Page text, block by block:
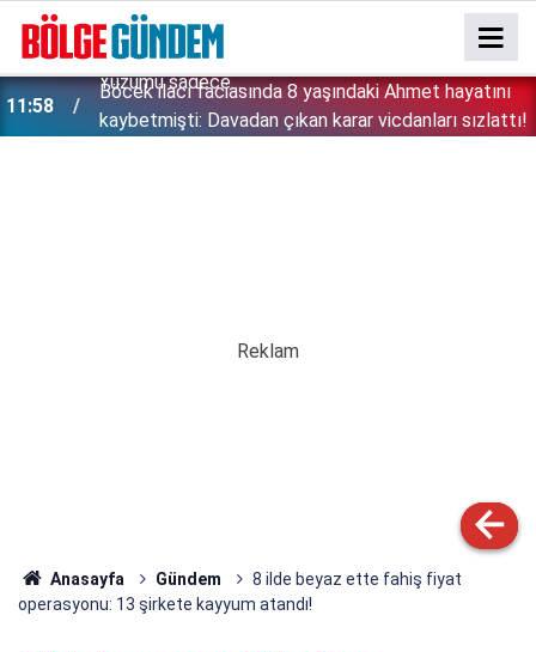
11:58
Böcek ilacı faciasında 8 yaşındaki Ahmet hayatını
kaybetmişti: Davadan çıkan karar vicdanları sızlattı!
Anasayfa Gündem
8 ilde beyaz ette fahiş fiyat
operasyonu: 13 şirkete kayyum atandı!